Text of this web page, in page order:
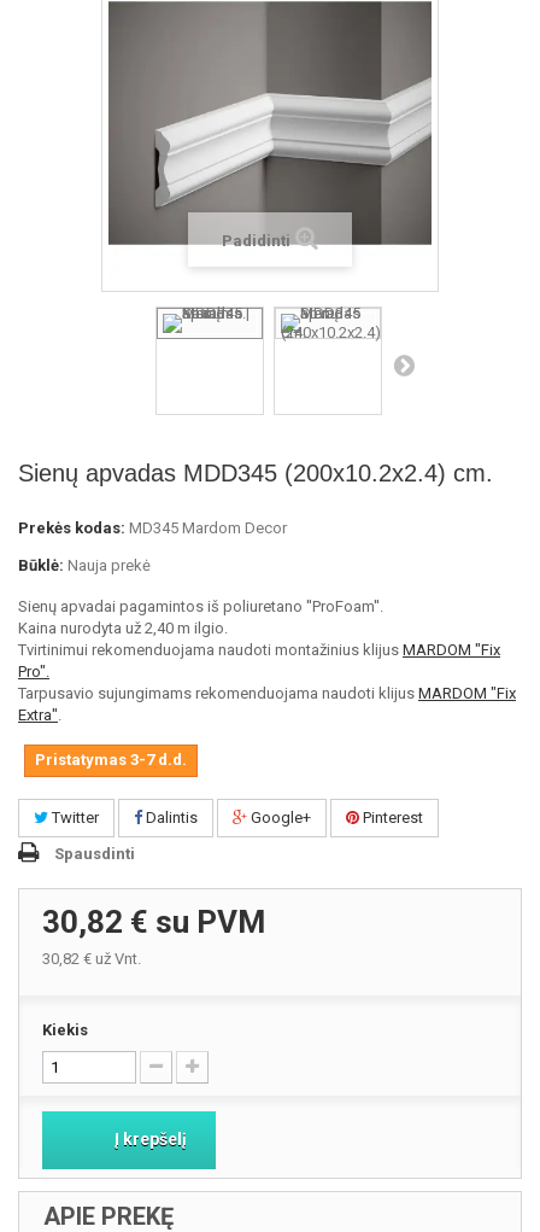
Padidinti
Sienų apvadas MDD345 (200x10.2x2.4) cm.
Prekės kodas: MD345 Mardom Decor
Būklė: Nauja prekė
Sienų apvadai pagamintos iš poliuretano ''ProFoam''.
Kaina nurodyta už 2,40 m ilgio.
Tvirtinimui rekomenduojama naudoti montažinius klijus MARDOM "Fix
Pro".
Tarpusavio sujungimams rekomenduojama naudoti klijus MARDOM "Fix
Extra".
Pristatymas 3-7 d.d.
Twitter Dalintis Google+
Pinterest
Spausdinti
30,82 € su PVM
30,82 € už Vnt.
Kiekis
Į krepšelį
APIE PREKĘ